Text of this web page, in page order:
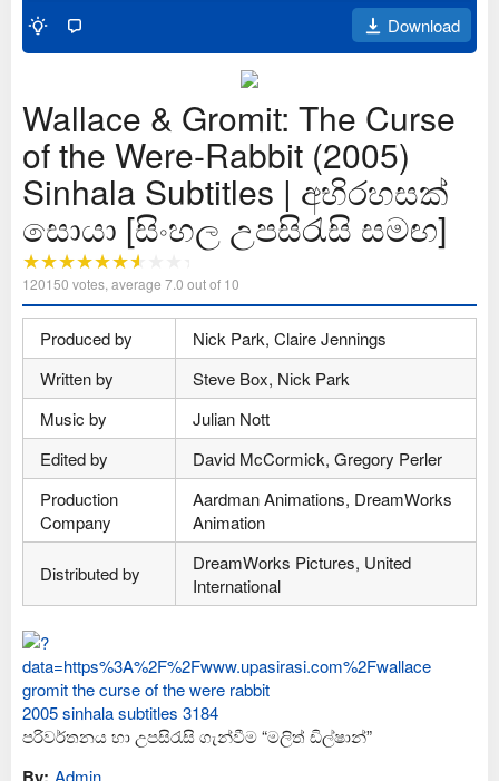
Download
Wallace & Gromit: The Curse
of the Were-Rabbit (2005)
Sinhala Subtitles | අභිරහසක්
සොයා [සිංහල උපසිරැසි සමඟ]
120150 votes, average 7.0 out of 10
Produced by
Nick Park, Claire Jennings
Written by
Steve Box, Nick Park
Music by
Julian Nott
Edited by
David McCormick, Gregory Perler
Production
Company
Aardman Animations, DreamWorks
Animation
Distributed by
DreamWorks Pictures, United
International
පරිවර්තනය හා උපසිරැසි ගැන්වීම “මලිත් ඩිල්ෂාන්”
Admin